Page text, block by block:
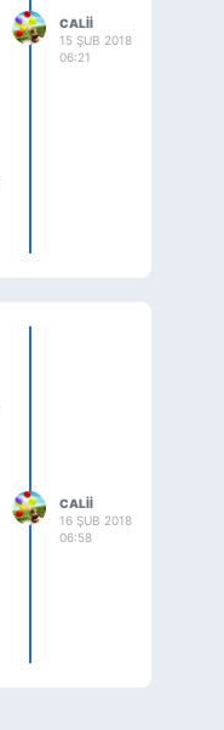
CALII
15 ŞUB 2018
06:21
CALII
16 ŞUB 2018
06:58